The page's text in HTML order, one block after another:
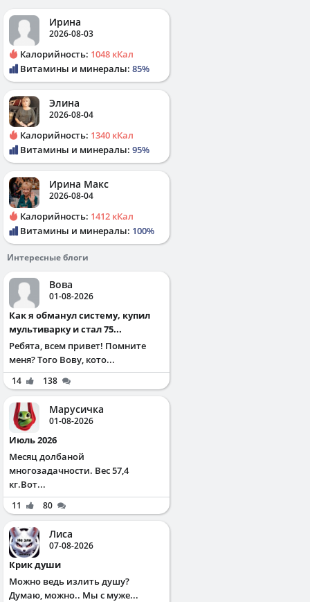
Ирина
2026-08-03
Калорийность: 1048 кКал
Витамины и минералы: 85%
Элина
2026-08-04
Калорийность: 1340 кКал
Витамины и минералы: 95%
Ирина Макс
2026-08-04
Калорийность: 1412 кКал
Витамины и минералы: 100%
Интересные блоги
Вова
01-08-2026
Как я обманул систему, купил
мультиварку и стал 75...
Ребята, всем привет! Помните
меня? Того Вову, кото...
14 138
Марусичка
01-08-2026
Июль 2026
Месяц долбаной
многозадачности. Вес 57,4
кг.Вот...
11 80
Лиса
07-08-2026
Крик души
Можно ведь излить душу?
Думаю, можно.. Мы с муже...